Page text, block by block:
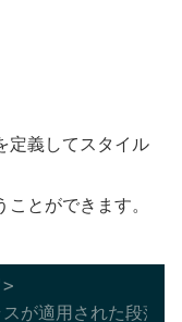
定義してスタイル
とができます。
スが適用された段落